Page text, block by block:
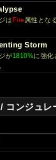
は Fire属性とな
Storm
が1810%に強化
ンジュレ